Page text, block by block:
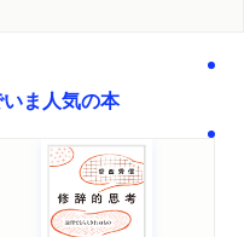
いま人気の本